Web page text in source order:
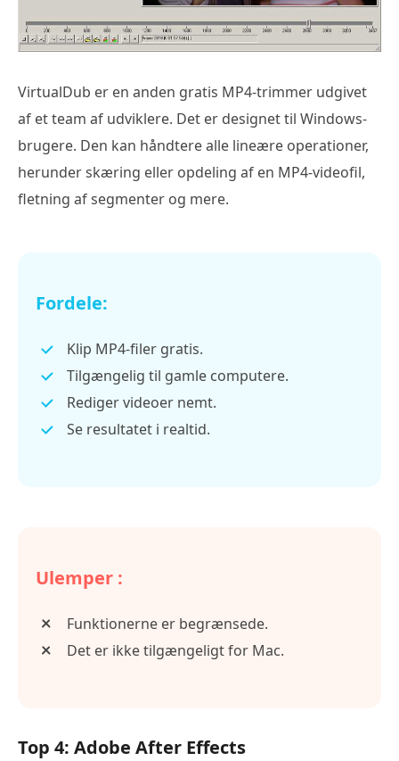
VirtualDub er en anden gratis MP4-trimmer udgivet
af et team af udviklere. Det er designet til Windows-
brugere. Den kan håndtere alle lineære operationer,
herunder skæring eller opdeling af en MP4-videofil,
fletning af segmenter og mere.
Fordele:
Klip MP4-filer gratis.
Tilgængelig til gamle computere.
Rediger videoer nemt.
Se resultatet i realtid.
Ulemper :
Funktionerne er begrænsede.
Det er ikke tilgængeligt for Mac.
Top 4: Adobe After Effects